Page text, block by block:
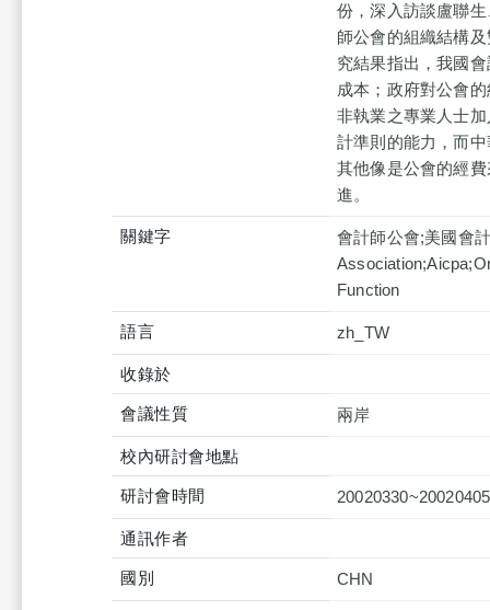
份，深入訪談盧聯
師公會的組織結構
究結果指出，我國
成本；政府對公會
非執業之專業人士
計準則的能力，而
其他像是公會的經
進。
關鍵字
會計師公會;美國會
Function
語言 zh_TW
收錄於
會議性質 兩岸
校內研討會地點
研討會時間 20020330~20020405
通訊作者
國別 CHN